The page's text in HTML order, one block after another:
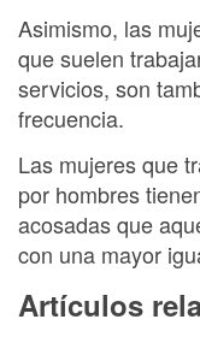
Asimismo, las
que suelen
servicios, son
frecuencia.
Las mujeres que
por hombres
acosadas que
con una mayor
Artículos